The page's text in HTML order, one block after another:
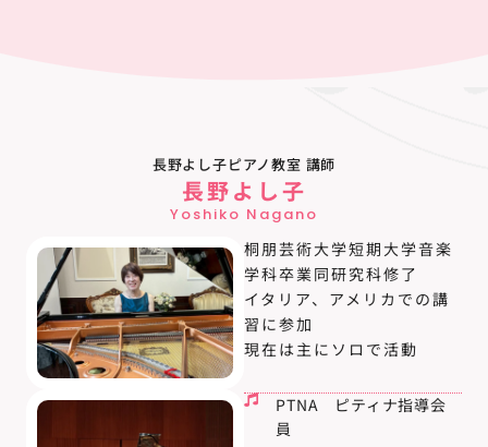
長野よし子ピアノ教室 講師
長野よし子
Yoshiko Nagano
桐朋芸術大学短期大学音楽
学科卒業同研究科修了
イタリア、アメリカでの講
習に参加
現在は主にソロで活動
PTNA ピティナ指導会
員